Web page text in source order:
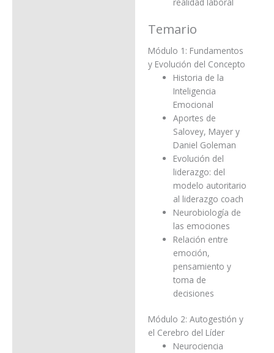
Temario
Módulo 1: Fundamentos
y Evolución del Concepto
Historia de la
Inteligencia
Emocional
Aportes de
Salovey, Mayer y
Daniel Goleman
Evolución del
liderazgo: del
modelo autoritario
al liderazgo coach
Neurobiología de
las emociones
Relación entre
emoción,
pensamiento y
toma de
decisiones
Módulo 2: Autogestión y
el Cerebro del Líder
Neurociencia